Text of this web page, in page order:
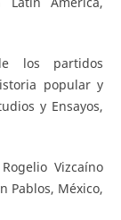
los partidos
popular y
y Ensayos,
Vizcaíno
Pablos, México,